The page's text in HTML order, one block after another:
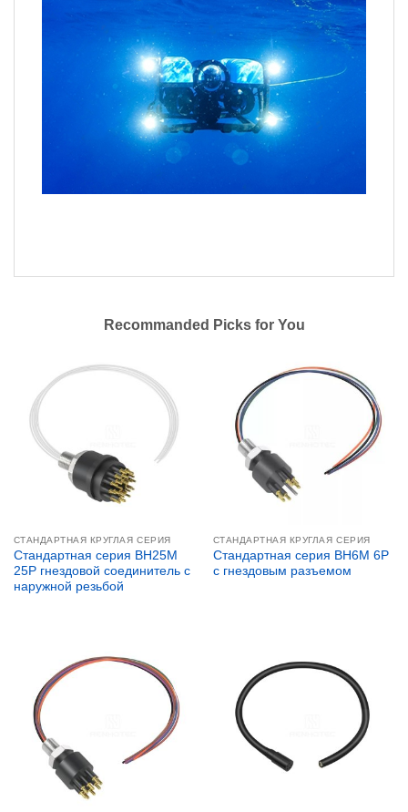
Recommanded Picks for You
СТАНДАРТНАЯ КРУГЛАЯ СЕРИЯ
Стандартная серия BH25M
25P гнездовой соединитель с
наружной резьбой
СТАНДАРТНАЯ КРУГЛАЯ СЕРИЯ
Стандартная серия BH6M 6P
с гнездовым разъемом